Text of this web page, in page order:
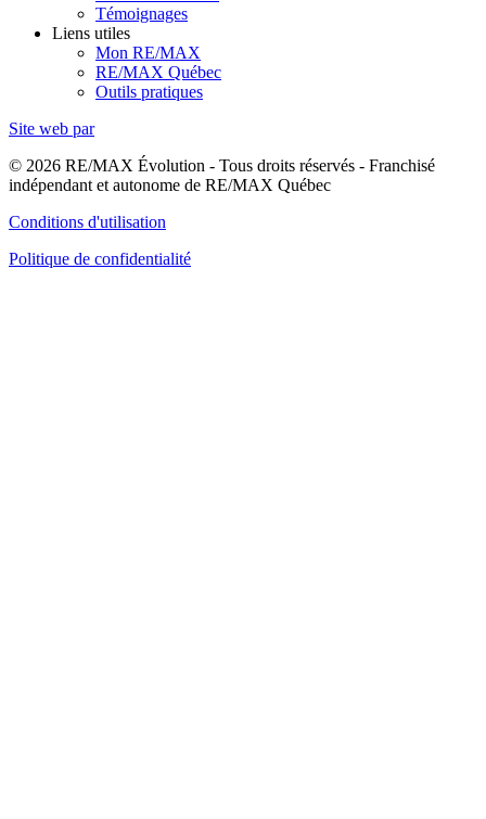
Témoignages
Liens utiles
Mon RE/MAX
RE/MAX Québec
Outils pratiques
Site web par
© 2026 RE/MAX Évolution - Tous droits réservés - Franchisé
indépendant et autonome de RE/MAX Québec
Conditions d'utilisation
Politique de confidentialité